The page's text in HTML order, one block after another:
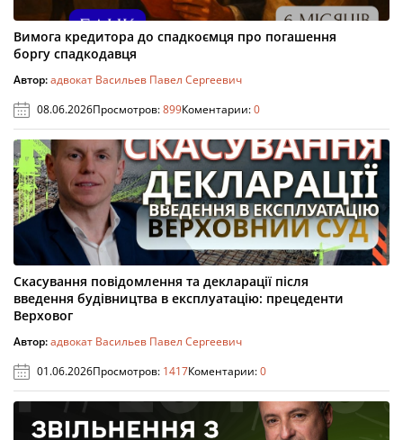
Вимога кредитора до спадкоємця про погашення
боргу спадкодавця
Автор:адвокат Васильев Павел Сергеевич
08.06.2026Просмотров:899Коментарии:0
Скасування повідомлення та декларації після
введення будівництва в експлуатацію: прецеденти
Верховог
Автор:адвокат Васильев Павел Сергеевич
01.06.2026Просмотров: 1417Коментарии:0